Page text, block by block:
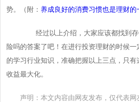
势。（附： 养成良好的消费习惯也是理财的
经过以上介绍，大家应该都找到存
险吗的答案了吧！在进行投资理财的时候
的学习行业知识，准确把握以上三点，只
收益最大化。
声明：本文内容由网友发布，仅代表网